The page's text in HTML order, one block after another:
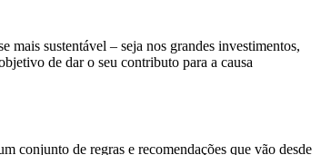
sustentável – seja nos grandes investimentos,
de dar o seu contributo para a causa
conjunto de regras e recomendações que vão desde